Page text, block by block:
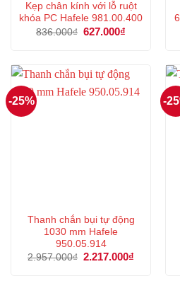
Kẹp chân kính với lỗ ruột
khóa PC Hafele 981.00.400
836.000₫ Giá
627.000₫
627.000₫.
-25%
Thanh chắn bụi tự động
1030 mm Hafele
950.05.914
2.957.000₫ Giá
2.217.000₫
-